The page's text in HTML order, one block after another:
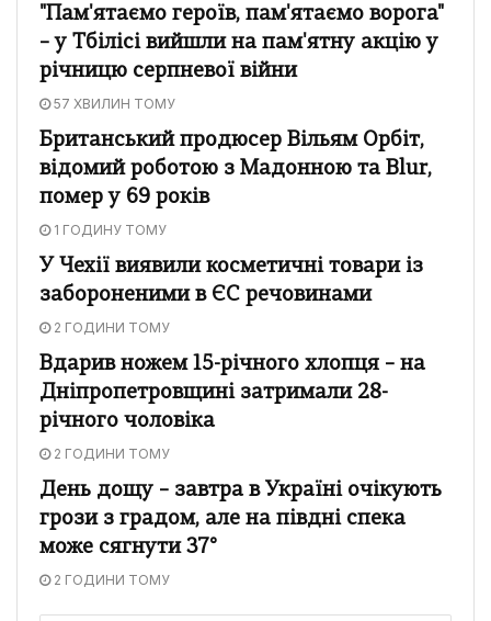
"Пам'ятаємо героїв, пам'ятаємо ворога"
– у Тбілісі вийшли на пам'ятну акцію у
річницю серпневої війни
57 ХВИЛИН ТОМУ
Британський продюсер Вільям Орбіт,
відомий роботою з Мадонною та Blur,
помер у 69 років
1 ГОДИНУ ТОМУ
У Чехії виявили косметичні товари із
забороненими в ЄС речовинами
2 ГОДИНИ ТОМУ
Вдарив ножем 15-річного хлопця – на
Дніпропетровщині затримали 28-
річного чоловіка
2 ГОДИНИ ТОМУ
День дощу – завтра в Україні очікують
грози з градом, але на півдні спека
може сягнути 37°
2 ГОДИНИ ТОМУ